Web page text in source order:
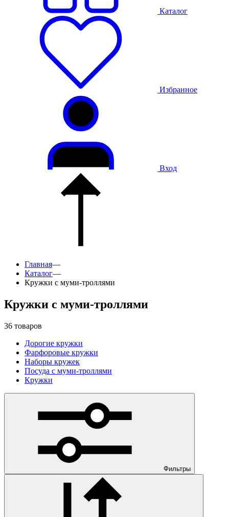
Каталог
Избранное
Вход
Главная—
Каталог—
Кружки с муми-троллями
Кружки с муми-троллями
36 товаров
Дорогие кружки
Фарфоровые кружки
Наборы кружек
Посуда с муми-троллями
Кружки
Фильтры